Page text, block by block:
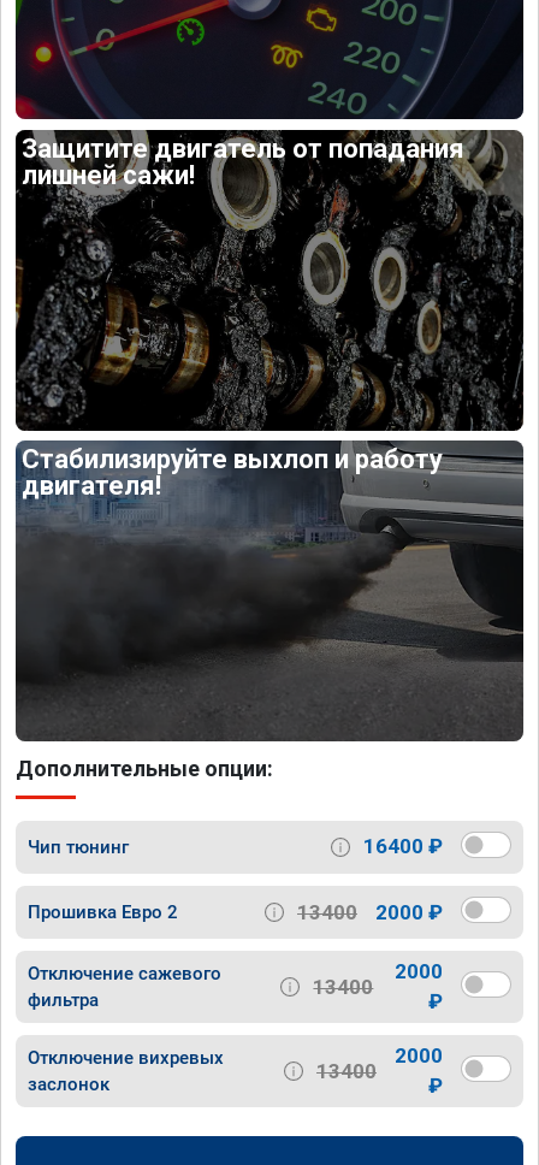
Защитите двигатель от попадания
лишней сажи!
Стабилизируйте выхлоп и работу
двигателя!
Дополнительные опции:
Чип тюнинг 16400 ₽
Прошивка Евро 2 13400 2000 ₽
Отключение сажевого
фильтра
13400
2000
₽
Отключение вихревых
заслонок
13400
2000
₽